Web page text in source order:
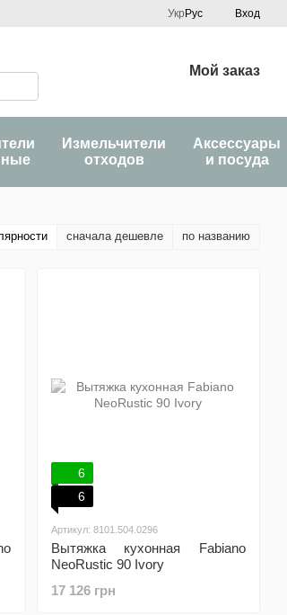
Укр Рус Вход
Мой заказ
Измельчители
отходов
Аксессуары
и посуда
сначала дешевле по названию
6
6
Артикул: 8101.504.0296
Вытяжка кухонная Fabiano
NeoRustic 90 Ivory
17 126 грн